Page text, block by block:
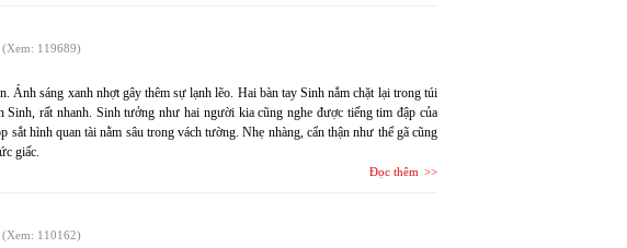
(Xem: 119689)
Ánh sáng xanh nhợt gây thêm sự lạnh lẽo. Hai bàn tay Sinh nắm chặt lại trong túi
Sinh, rất nhanh. Sinh tưởng như hai người kia cũng nghe được tiếng tim đập của
sắt hình quan tài nằm sâu trong vách tường. Nhẹ nhàng, cẩn thận như thể gã cũng
giấc.
Đọc thêm
(Xem: 110162)